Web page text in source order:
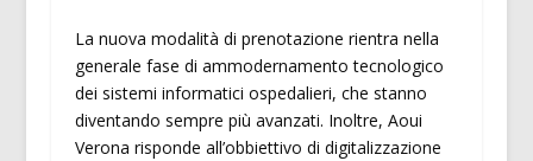
La nuova modalità di prenotazione rientra nella
generale fase di ammodernamento tecnologico
dei sistemi informatici ospedalieri, che stanno
diventando sempre più avanzati. Inoltre, Aoui
Verona risponde all’obbiettivo di digitalizzazione